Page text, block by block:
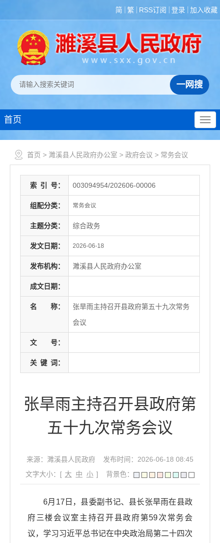
简 繁 RSS订阅 登录 加入收藏
首页
首页 > 濉溪县人民政府办公室 > 政府会议 > 常务会议
索 引 号： 003094954/202606-00006
组配分类： 常务会议
主题分类： 综合政务
发文日期： 2026-06-18
发布机构： 濉溪县人民政府办公室
成文日期：
名 称：
张旱雨主持召开县政府第五十九次常务
会议
文 号：
关 键 词：
张旱雨主持召开县政府第
五十九次常务会议
来源：濉溪县人民政府
发布时间：2026-06-18 08:45
文字大小：[ 大 中 小 ] 背景色：
6月17日，县委副书记、县长张旱雨在县政
府三楼会议室主持召开县政府第59次常务会
议，学习习近平总书记在中央政治局第二十四次